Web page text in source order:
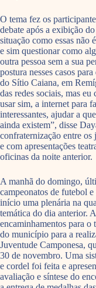
O tema fez os
debate após a exibição
situação como essas não
e sim questionar como
outra pessoa sem a sua
postura nesses casos
do Sítio Caiana, em
das redes sociais, mas
usar sim, a internet para
interessantes, ajudar a
ainda existem”, disse
confraternização entre os
e com apresentações
oficinas da noite anterior.
A manhã do domingo,
campeonatos de futebol
início uma plenária na
temática do dia anterior.
encaminhamentos para o
do município para a
Juventude Camponesa,
30 de novembro. Uma
e cordel foi feita e
avaliação e síntese do